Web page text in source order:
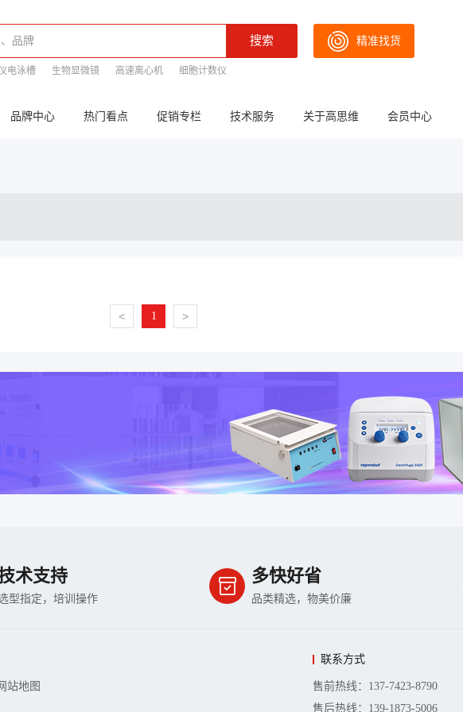
精准找货
电泳槽 生物显微镜 高速离心机
细胞计数仪
品牌中心 热门看点 促销专栏 技术服务 关于高思维 会员中心
< 1 >
术支持
型指定，培训操作
多快好省
品类精选，物美价廉
站地图
联系方式
售前热线：137-7423-8790
售后热线：139-1873-5006